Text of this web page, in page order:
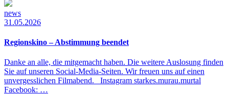
news
31.05.2026
Regionskino – Abstimmung beendet
Danke an alle, die mitgemacht haben. Die weitere Auslosung finden
Sie auf unseren Social-Media-Seiten. Wir freuen uns auf einen
unvergesslichen Filmabend. Instagram starkes.murau.murtal
Facebook: …